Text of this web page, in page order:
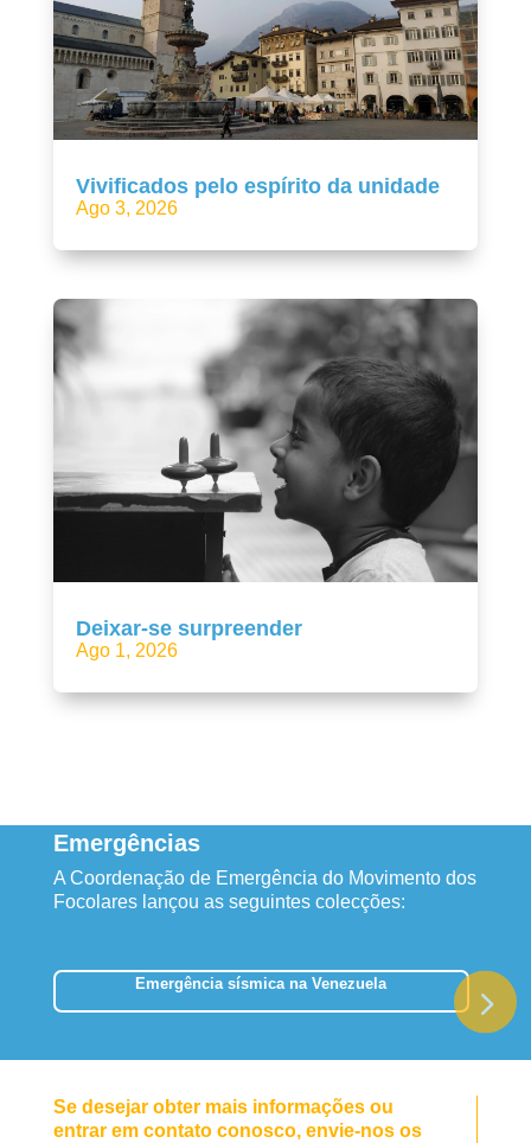
Vivificados pelo espírito da unidade
Ago 3, 2026
Deixar-se surpreender
Ago 1, 2026
Emergências
A Coordenação de Emergência do Movimento dos
Focolares lançou as seguintes colecções:
Emergência sísmica na Venezuela
Se desejar obter mais informações ou
entrar em contato conosco, envie-nos os